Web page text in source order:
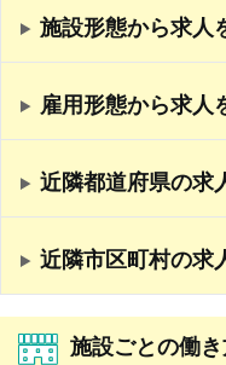
施設形態から求人
雇用形態から求人
近隣都道府県の求
近隣市区町村の求
施設ごとの働